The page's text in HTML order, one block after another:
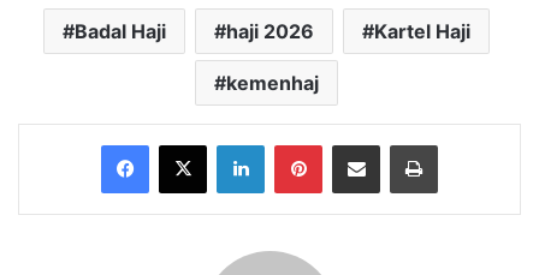
Badal Haji haji 2026 Kartel Haji
kemenhaj
Facebook
X LinkedInPinterestShare via Email Print